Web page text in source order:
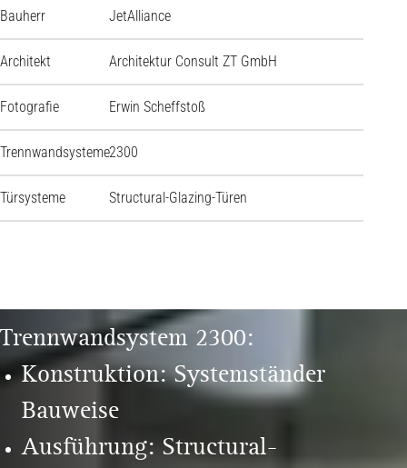
Bauherr JetAlliance
Architekt Architektur Consult ZT GmbH
Fotografie Erwin Scheffstoß
Trennwandsysteme2300
Türsysteme Structural-Glazing-Türen
Trennwandsystem 2300:
Konstruktion: Systemständer
Bauweise
Ausführung: Structural-